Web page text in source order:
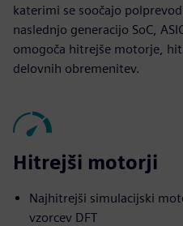
katerimi se soočajo
naslednjo generacijo SoC,
omogoča hitrejše motorje,
delovnih obremenitev.
Hitrejši motorji
Najhitrejši simulacijski
vzorcev DFT